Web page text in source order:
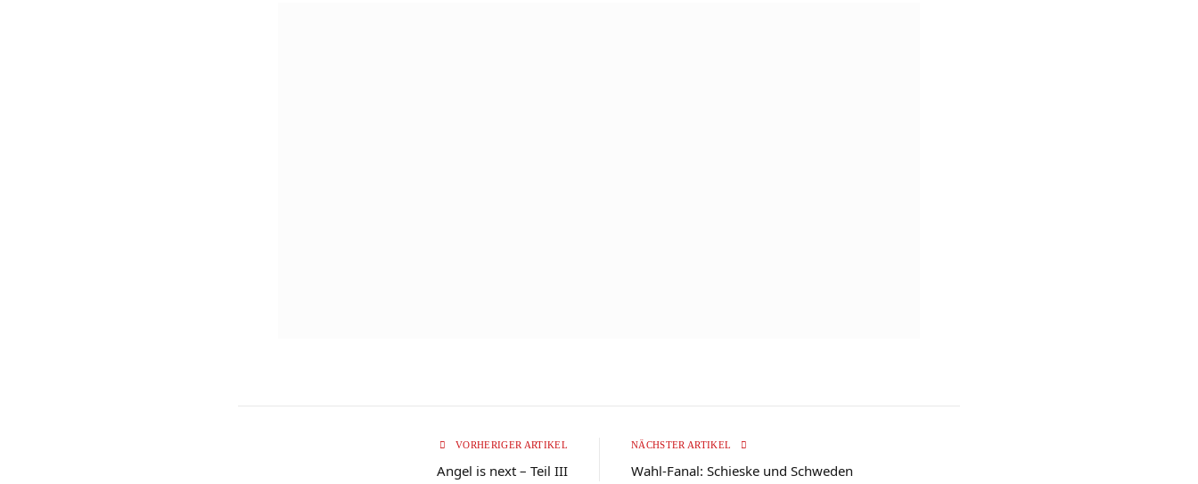
VORHERIGER ARTIKEL
Angel is next – Teil III
NÄCHSTER ARTIKEL
Wahl-Fanal: Schieske und Schweden